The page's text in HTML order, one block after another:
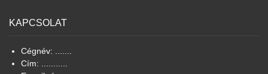
KAPCSOLAT
Cégnév: .......
Cím: ...........